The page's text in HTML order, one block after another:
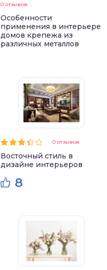
0 отзывов
Особенности
применения в интерьере
домов крепежа из
различных металлов
0 отзывов
Восточный стиль в
дизайне интерьеров
8